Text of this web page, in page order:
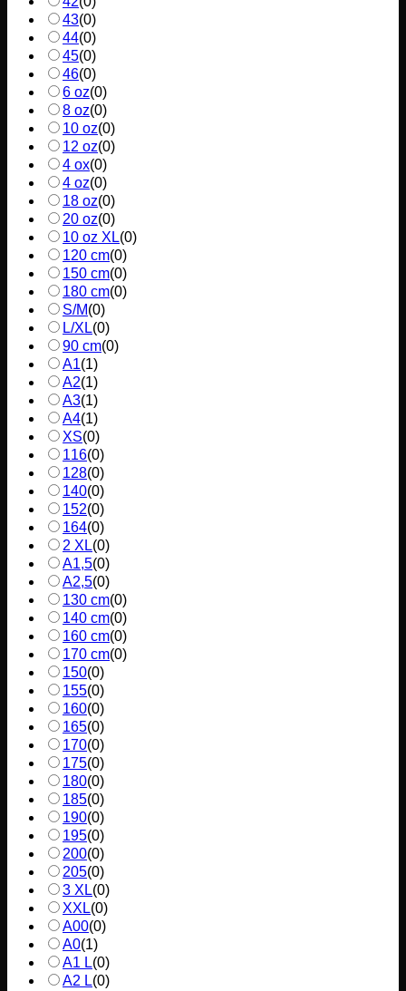
43(0)
44(0)
45(0)
46(0)
6 oz(0)
8 oz(0)
10 oz(0)
12 oz(0)
4 ox(0)
4 oz(0)
18 oz(0)
20 oz(0)
10 oz XL(0)
120 cm(0)
150 cm(0)
180 cm(0)
S/M(0)
L/XL(0)
90 cm(0)
A1(1)
A2(1)
A3(1)
A4(1)
XS(0)
116(0)
128(0)
140(0)
152(0)
164(0)
2 XL(0)
A1,5(0)
A2,5(0)
130 cm(0)
140 cm(0)
160 cm(0)
170 cm(0)
150(0)
155(0)
160(0)
165(0)
170(0)
175(0)
180(0)
185(0)
190(0)
195(0)
200(0)
205(0)
3 XL(0)
XXL(0)
A00(0)
A0(1)
A1 L(0)
A2 L(0)